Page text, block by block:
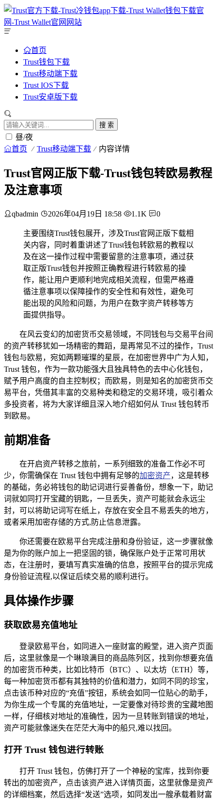
首页
Trust钱包下载
Trust移动端下载
Trust IOS下载
Trust安卓版下载
搜 索
昼/夜
首页 Trust移动端下载 内容详情
Trust官网正版下载-Trust钱包转欧易教程
及注意事项
qbadmin 2026年04月19日 18:58 1.1K 0
主要围绕Trust钱包展开，涉及Trust官网正版下载相
关内容，同时着重讲述了Trust钱包转欧易的教程以
及在这一操作过程中需要留意的注意事项，通过获
取正版Trust钱包并按照正确教程进行转欧易的操
作，能让用户更顺利地完成相关流程，但需严格遵
循注意事项以保障操作的安全性和有效性，避免可
能出现的风险和问题，为用户在数字资产转移等方
面提供指导。
在风云变幻的加密货币交易领域，不同钱包与交易平台间
的资产转移犹如一场精密的舞蹈，是再常见不过的操作，Trust
钱包与欧易，宛如两颗璀璨的星辰，在加密世界中广为人知，
Trust 钱包，作为一款功能强大且独具特色的去中心化钱包，
赋予用户高度的自主控制权；而欧易，则是知名的加密货币交
易平台，凭借其丰富的交易种类和稳定的交易环境，吸引着众
多投资者，将为大家详细且深入地介绍如何从 Trust 钱包转币
到欧易。
前期准备
在开启资产转移之旅前，一系列细致的准备工作必不可
少，你需确保在 Trust 钱包中拥有足够的加密资产，这是转移
的基础，务必将钱包的助记词进行妥善备份，想象一下，助记
词就如同打开宝藏的钥匙，一旦丢失，资产可能就会永远尘
封，可以将助记词写在纸上，存放在安全且不易丢失的地方，
或者采用加密存储的方式,防止信息泄露。
你还需要在欧易平台完成注册和身份验证，这一步骤就像
是为你的账户加上一把坚固的锁，确保账户处于正常可用状
态，在注册时，要填写真实准确的信息，按照平台的提示完成
身份验证流程,以保证后续交易的顺利进行。
具体操作步骤
获取欧易充值地址
登录欧易平台，如同进入一座财富的殿堂，进入资产页面
后，这里就像是一个琳琅满目的商品陈列区，找到你想要充值
的加密货币种类，比如比特币（BTC）、以太坊（ETH）等，
每一种加密货币都有其独特的价值和潜力，如同不同的珍宝，
点击该币种对应的“充值”按钮，系统会如同一位贴心的助手，
为你生成一个专属的充值地址，一定要像对待珍贵的宝藏地图
一样，仔细核对地址的准确性，因为一旦转账到错误的地址，
资产可能就像迷失在茫茫大海中的船只,难以找回。
打开 Trust 钱包进行转账
打开 Trust 钱包，仿佛打开了一个神秘的宝库，找到你要
转出的加密资产，点击该资产进入详情页面，这里就像是资产
的详细档案，然后选择“发送”选项，如同发出一艘承载着财富